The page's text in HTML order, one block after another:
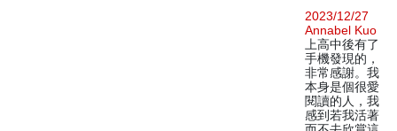
2023/12/27
Annabel Kuo
上高中後有了
手機發現的，
非常感謝。我
本身是個很愛
閱讀的人，我
感到若我活著